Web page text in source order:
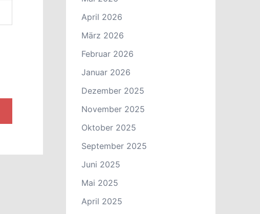
April 2026
März 2026
Februar 2026
Januar 2026
Dezember 2025
November 2025
Oktober 2025
September 2025
Juni 2025
Mai 2025
April 2025